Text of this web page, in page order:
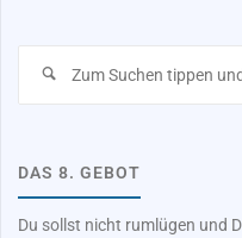
DAS 8. GEBOT
Du sollst nicht rumlügen und